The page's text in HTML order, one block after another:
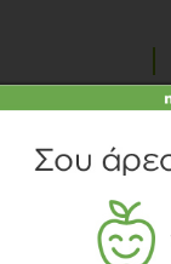
Γιατί τα
Αφιέρωμα